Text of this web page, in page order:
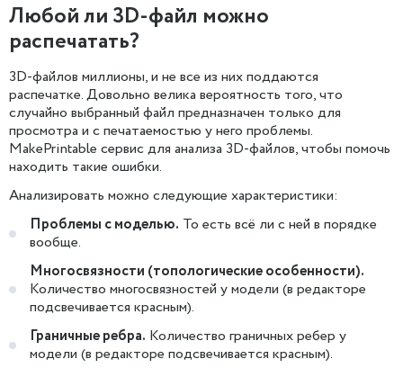
Любой ли 3D-файл можно
распечатать?
3D-файлов миллионы, и не все из них поддаются
распечатке. Довольно велика вероятность того, что
случайно выбранный файл предназначен только для
просмотра и с печатаемостью у него проблемы.
MakePrintable сервис для анализа 3D-файлов, чтобы помочь
находить такие ошибки.
Анализировать можно следующие характеристики:
Проблемы с моделью. То есть всё ли с ней в порядке
вообще.
Многосвязности (топологические особенности).
Количество многосвязностей у модели (в редакторе
подсвечивается красным).
Граничные ребра. Количество граничных ребер у
модели (в редакторе подсвечивается красным).